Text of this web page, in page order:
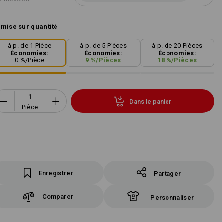
sur quantité
à p. de 1 Pièce
Économies:
0 %/Pièce
à p. de 5 Pièces
Économies:
9 %/Pièces
à p. de 20 Pièces
Économies:
18 %/Pièces
Pièce
Dans le panier
Enregistrer Partager
Comparer Personnaliser